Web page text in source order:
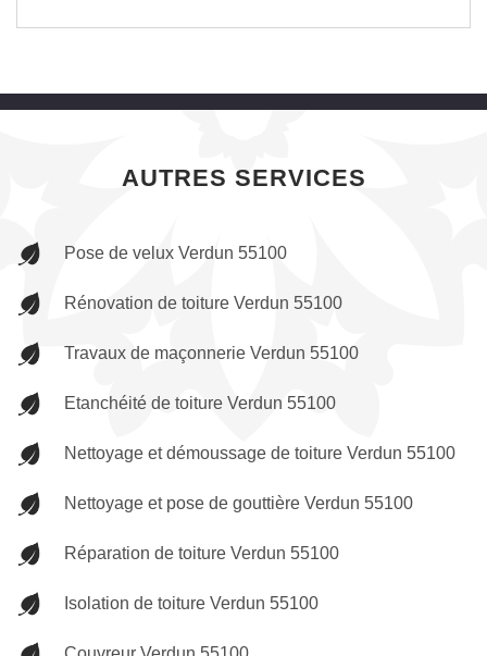
AUTRES SERVICES
Pose de velux Verdun 55100
Rénovation de toiture Verdun 55100
Travaux de maçonnerie Verdun 55100
Etanchéité de toiture Verdun 55100
Nettoyage et démoussage de toiture Verdun 55100
Nettoyage et pose de gouttière Verdun 55100
Réparation de toiture Verdun 55100
Isolation de toiture Verdun 55100